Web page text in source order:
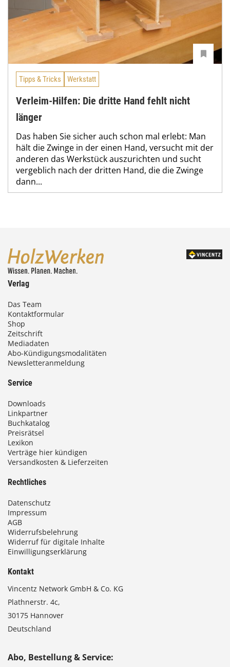
Tipps & Tricks Werkstatt
Verleim-Hilfen: Die dritte Hand fehlt nicht
länger
Das haben Sie sicher auch schon mal erlebt: Man
hält die Zwinge in der einen Hand, versucht mit der
anderen das Werkstück auszurichten und sucht
vergeblich nach der dritten Hand, die die Zwinge
dann...
Verlag
Das Team
Kontaktformular
Shop
Zeitschrift
Mediadaten
Abo-Kündigungsmodalitäten
Newsletteranmeldung
Service
Downloads
Linkpartner
Buchkatalog
Preisrätsel
Lexikon
Verträge hier kündigen
Versandkosten & Lieferzeiten
Rechtliches
Datenschutz
Impressum
AGB
Widerrufsbelehrung
Widerruf für digitale Inhalte
Einwilligungserklärung
Kontakt
Vincentz Network GmbH & Co. KG
Plathnerstr. 4c,
30175 Hannover
Deutschland
Abo, Bestellung & Service: